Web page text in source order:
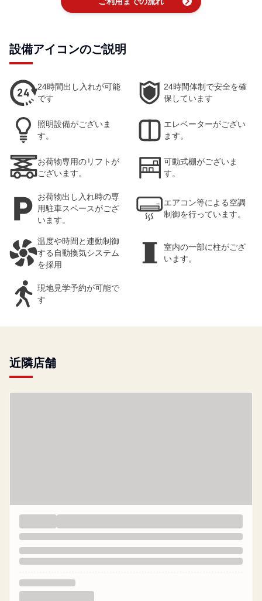
設備アイコンのご説明
24時間出し入れが可能
です
24時間体制で安全を確
保しています
照明設備がございま
す。
エレベーターがござい
ます。
お荷物専用のリフトが
ございます。
可動式棚がございま
す。
お荷物出し入れ時の専
用駐車スペースがござ
います。
エアコン等による空調
制御を行っています。
温度や時間と連動制御
する自動換気システム
を採用
室内の一部に柱がござ
います。
現地見学予約が可能で
す
近隣店舗